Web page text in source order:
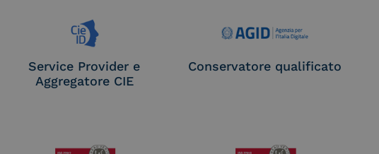
Service Provider e
Aggregatore CIE
Conservatore qualificato